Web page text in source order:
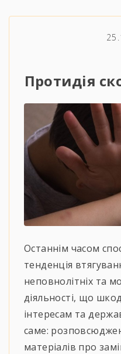
Протидія
Останнім часом
тенденція
неповнолітніх та
діяльності, що
інтересам та
саме:
матеріалів про